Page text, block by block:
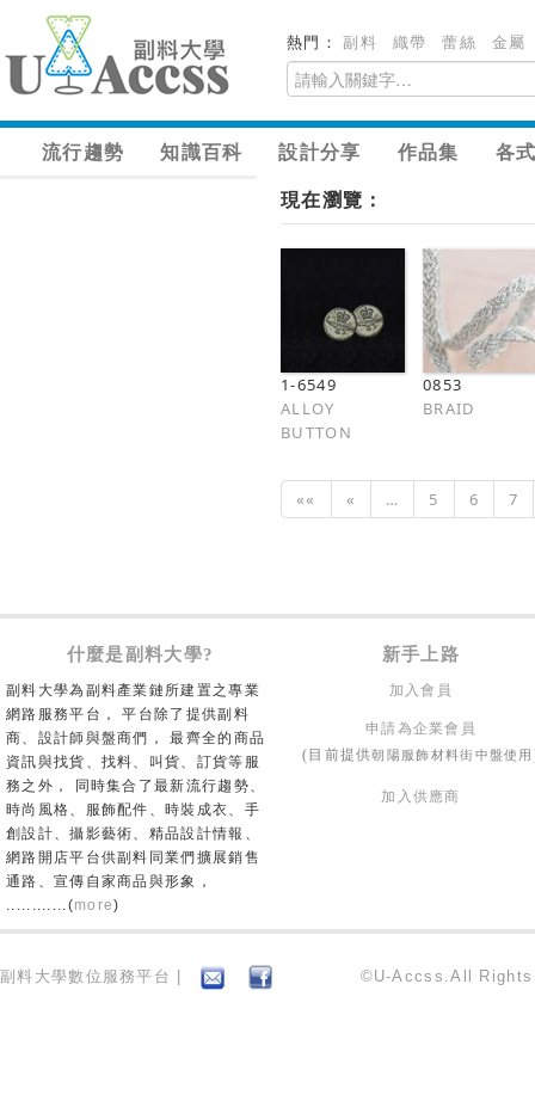
熱門：副料 織帶 蕾絲 金屬
流行趨勢 知識百科 設計分享 作品集
各
現在瀏覽：
1-6549
ALLOY
BUTTON
0853
BRAID
«« « … 5 6 7
什麼是副料大學? 新手上路
副料大學為副料產業鏈所建置之專業
網路服務平台， 平台除了提供副料
商、設計師與盤商們， 最齊全的商品
資訊與找貨、找料、叫貨、訂貨等服
務之外， 同時集合了最新流行趨勢、
時尚風格、服飾配件、時裝成衣、手
創設計、攝影藝術、精品設計情報、
網路開店平台供副料同業們擴展銷售
通路、宣傳自家商品與形象，
............(more)
加入會員
申請為企業會員
(目前提供朝陽服飾材料街中盤使用
加入供應商
副料大學數位服務平台 | ©U-Accss.All Rights